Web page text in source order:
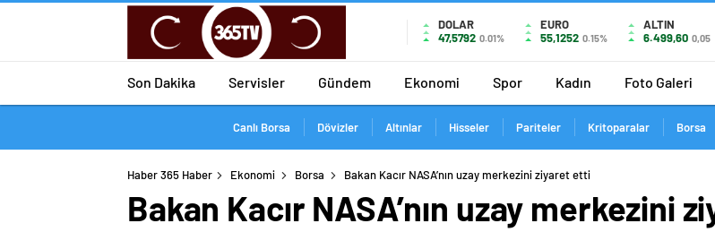
DOLAR
47,5792 0.01%
EURO
55,1252 0.15%
ALTIN
6.499,60 0,05
Son Dakika Servisler Gündem Ekonomi Spor Kadın Foto Galeri
Canlı Borsa Dövizler Altınlar Hisseler Pariteler Kritoparalar Borsa
Haber 365 Haber Ekonomi Borsa Bakan Kacır NASA’nın uzay merkezini ziyaret etti
Bakan Kacır NASA’nın uzay merkezini